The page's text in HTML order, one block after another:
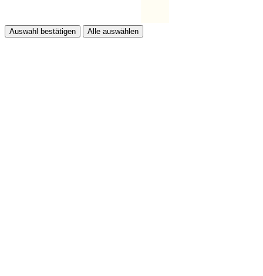
Auswahl bestätigen Alle auswählen